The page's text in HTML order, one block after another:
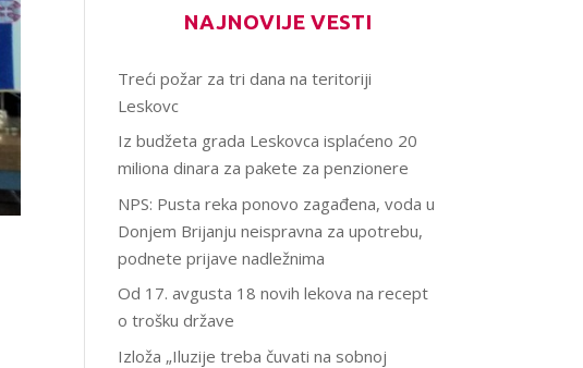
NAJNOVIJE VESTI
Treći požar za tri dana na teritoriji
Leskovc
Iz budžeta grada Leskovca isplaćeno 20
miliona dinara za pakete za penzionere
NPS: Pusta reka ponovo zagađena, voda u
Donjem Brijanju neispravna za upotrebu,
podnete prijave nadležnima
Od 17. avgusta 18 novih lekova na recept
o trošku države
Izloža „Iluzije treba čuvati na sobnoj